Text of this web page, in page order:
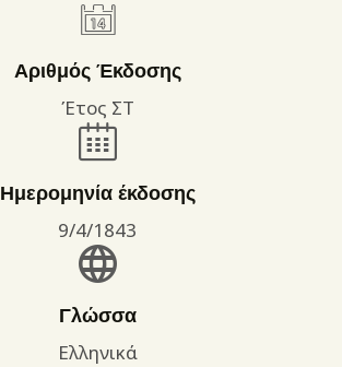
Αριθμός Έκδοσης
Έτος ΣΤ
Ημερομηνία έκδοσης
9/4/1843
Γλώσσα
Ελληνικά